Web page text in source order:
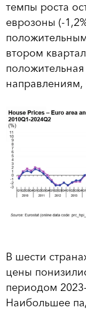
темпы роста
еврозоны (-
втором
направлениям,
В шести
цены
периодом
Наибольшее